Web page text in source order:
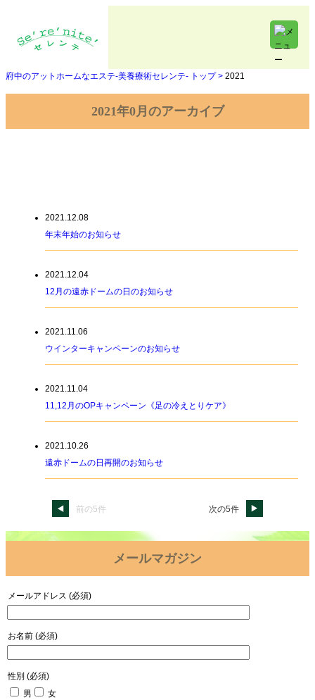
府中のアットホームなエステ-美養療術セレンテ- トップ > 2021
2021年0月のアーカイブ
2021.12.08
年末年始のお知らせ
2021.12.04
12月の遠赤ドームの日のお知らせ
2021.11.06
ウインターキャンペーンのお知らせ
2021.11.04
11,12月のOPキャンペーン《足の冷えとりケア》
2021.10.26
遠赤ドームの日再開のお知らせ
前の5件 次の5件
メールマガジン
メールアドレス (必須)
お名前 (必須)
性別 (必須)
男
女